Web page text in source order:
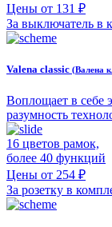
Цены от 131 ₽
За выключатель в
Valena classic (Валена
Воплощает в себе
разумность
16 цветов рамок,
более 40 функций
Цены от 254 ₽
За розетку в